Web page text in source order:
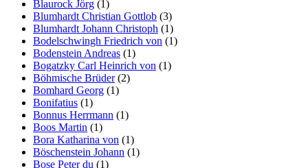
Blaurock Jörg (1)
Blumhardt Christian Gottlob (3)
Blumhardt Johann Christoph (1)
Bodelschwingh Friedrich von (1)
Bodenstein Andreas (1)
Bogatzky Carl Heinrich von (1)
Böhmische Brüder(2)
Bomhard Georg (1)
Bonifatius (1)
Bonnus Herrmann (1)
Boos Martin (1)
Bora Katharina von (1)
Böschenstein Johann (1)
Bose Peter du (1)